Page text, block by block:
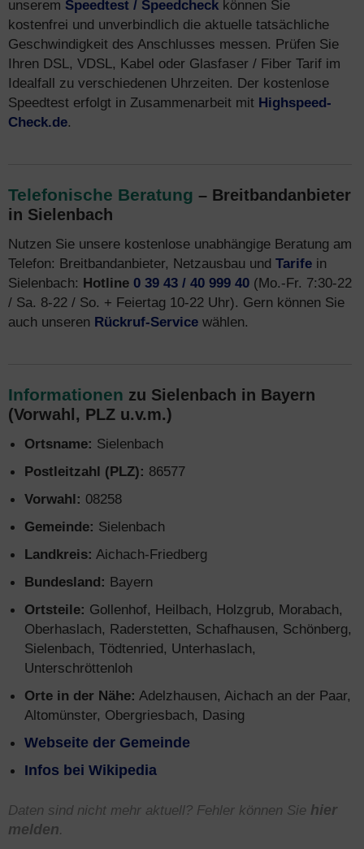
unserem Speedtest / Speedcheck können Sie
kostenfrei und unverbindlich die aktuelle tatsächliche
Geschwindigkeit des Anschlusses messen. Prüfen Sie
Ihren DSL, VDSL, Kabel oder Glasfaser / Fiber Tarif im
Idealfall zu verschiedenen Uhrzeiten. Der kostenlose
Speedtest erfolgt in Zusammenarbeit mit Highspeed-
Check.de.
Telefonische Beratung – Breitbandanbieter
in Sielenbach
Nutzen Sie unsere kostenlose unabhängige Beratung am
Telefon: Breitbandanbieter, Netzausbau und Tarife in
Sielenbach: Hotline 0 39 43 / 40 999 40 (Mo.-Fr. 7:30-22
/ Sa. 8-22 / So. + Feiertag 10-22 Uhr). Gern können Sie
auch unseren Rückruf-Service wählen.
Informationen zu Sielenbach in Bayern
(Vorwahl, PLZ u.v.m.)
Ortsname: Sielenbach
Postleitzahl (PLZ): 86577
Vorwahl: 08258
Gemeinde: Sielenbach
Landkreis: Aichach-Friedberg
Bundesland: Bayern
Ortsteile: Gollenhof, Heilbach, Holzgrub, Morabach,
Oberhaslach, Raderstetten, Schafhausen, Schönberg,
Sielenbach, Tödtenried, Unterhaslach,
Unterschröttenloh
Orte in der Nähe: Adelzhausen, Aichach an der Paar,
Altomünster, Obergriesbach, Dasing
Webseite der Gemeinde
Infos bei Wikipedia
Daten sind nicht mehr aktuell? Fehler können Sie hier
melden.